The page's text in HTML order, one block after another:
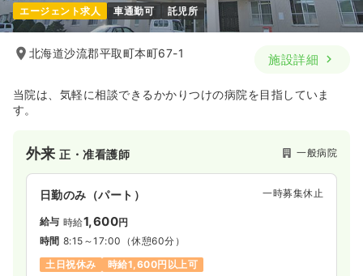
エージェント求人 車通勤可 託児所
北海道沙流郡平取町本町67-1 施設詳細
当院は、気軽に相談できるかかりつけの病院を目指していま
す。
外来正・准看護師 一般病院
日勤のみ（パート） 一時募集休止
給与 時給1,600円
時間 8:15～17:00 （休憩60分）
土日祝休み
時給1,600円以上可